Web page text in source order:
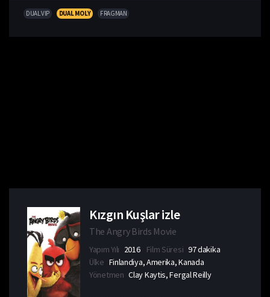
DUAL VIP DUAL MOLY FRAGMAN
Kızgın Kuşlar izle
The Angry Birds Movie
Yapım Yılı 2016 Film Süresi 97 dakika
Ülke Finlandiya, Amerika, Kanada
Yönetmen Clay Kaytis, Fergal Reilly